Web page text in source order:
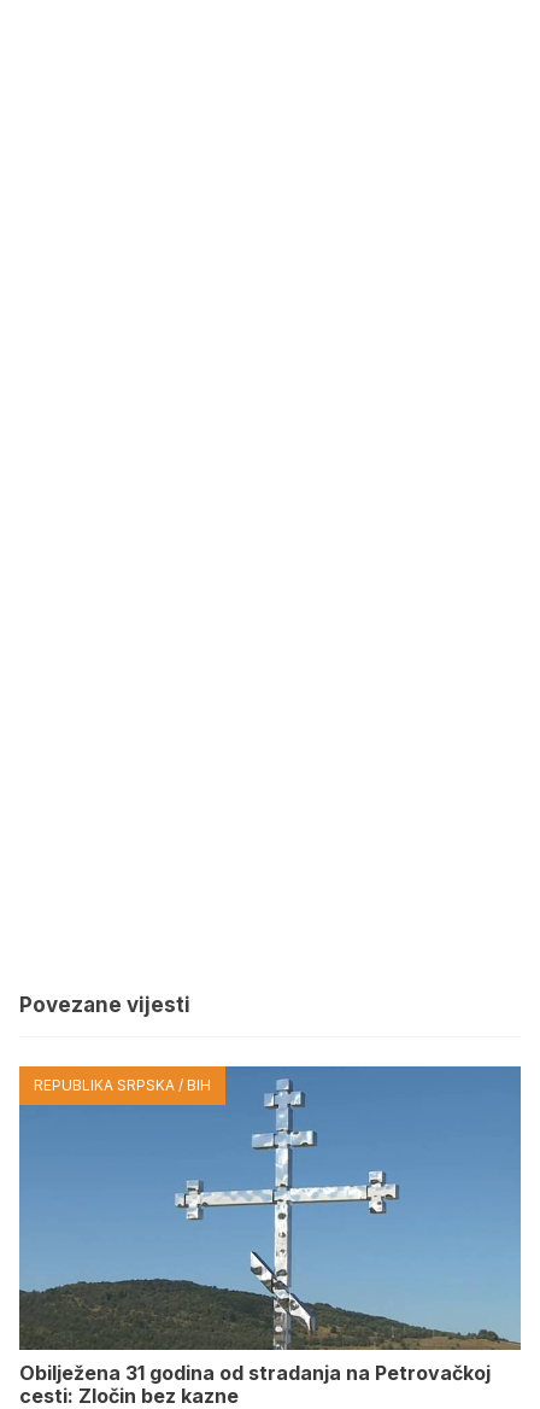
Povezane vijesti
REPUBLIKA SRPSKA / BIH
Obilježena 31 godina od stradanja na Petrovačkoj
cesti: Zločin bez kazne